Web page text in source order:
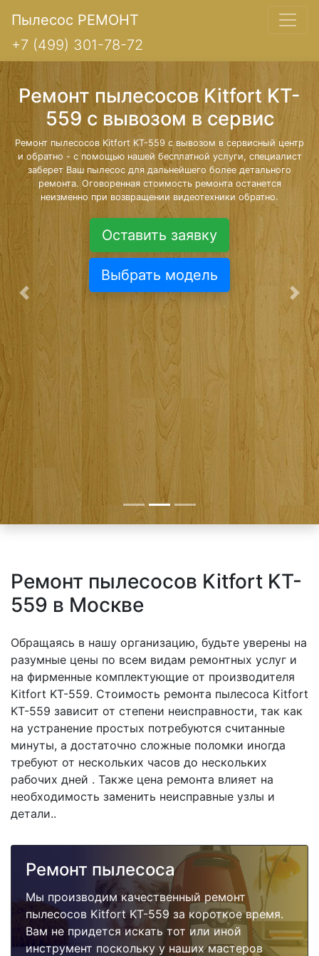
Пылесос РЕМОНТ
+7 (499) 301-78-72
Ремонт пылесосов Kitfort KT-
559 с вывозом в сервис
Ремонт пылесосов Kitfort KT-559 с вывозом в сервисный центр
и обратно - с помощью нашей бесплатной услуги, специалист
заберет Ваш пылесос для дальнейшего более детального
ремонта. Оговоренная стоимость ремонта останется
неизменно при возвращении видеотехники обратно.
Оставить заявку
Выбрать модель
Предыдущая
Ремонт пылесосов Kitfort KT-
559 в Москве
Обращаясь в нашу организацию, будьте уверены на
разумные цены по всем видам ремонтных услуг и
на фирменные комплектующие от производителя
Kitfort KT-559. Стоимость ремонта пылесоса Kitfort
KT-559 зависит от степени неисправности, так как
на устранение простых потребуются считанные
минуты, а достаточно сложные поломки иногда
требуют от нескольких часов до нескольких
рабочих дней . Также цена ремонта влияет на
необходимость заменить неисправные узлы и
детали..
Ремонт пылесоса
Мы производим качественный ремонт
пылесосов Kitfort KT-559 за короткое время.
Вам не придется искать тот или иной
инструмент поскольку у наших мастеров